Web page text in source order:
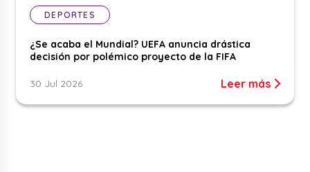
DEPORTES
¿Se acaba el Mundial? UEFA anuncia drástica
decisión por polémico proyecto de la FIFA
30 Jul 2026 Leer más